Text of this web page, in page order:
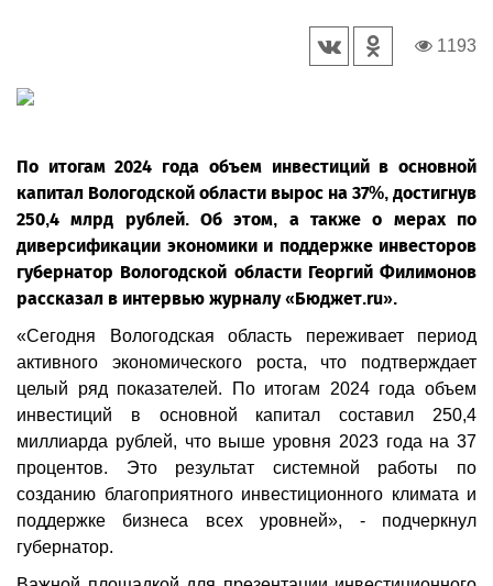
1193
По итогам 2024 года объем инвестиций в основной
капитал Вологодской области вырос на 37%, достигнув
250,4 млрд рублей. Об этом, а также о мерах по
диверсификации экономики и поддержке инвесторов
губернатор Вологодской области Георгий Филимонов
рассказал в интервью журналу «Бюджет.ru».
«Сегодня Вологодская область переживает период
активного экономического роста, что подтверждает
целый ряд показателей. По итогам 2024 года объем
инвестиций в основной капитал составил 250,4
миллиарда рублей, что выше уровня 2023 года на 37
процентов. Это результат системной работы по
созданию благоприятного инвестиционного климата и
поддержке бизнеса всех уровней», - подчеркнул
губернатор.